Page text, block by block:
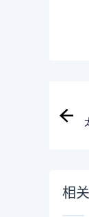
相